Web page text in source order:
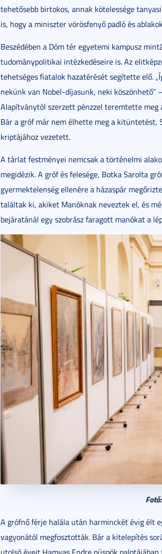
tehetősebb birtokos, annak kötelessége
is, hogy a miniszter vörösfenyő padló és
Beszédében a Dóm tér egyetemi kampusz
tudománypolitikai intézkedéseire is. Az
tehetséges fiatalok hazatérését segítette elő.
nekünk van Nobel-díjasunk, neki köszönhető”
Alapítványtól szerzett pénzzel teremtette
Bár a gróf már nem élhette meg a kitüntetést,
kriptájához vezetett.
A tárlat festményei nemcsak a történelmi
megidézik. A gróf és felesége, Botka Sarolta
gyermektelenség ellenére a házaspár
találtak ki, akiket Manóknak neveztek el, és
bejáratánál egy szobrász faragott manókat a
A grófnő férje halála után harminckét évig élt
vagyonától megfosztották. Bár a kitelepítés